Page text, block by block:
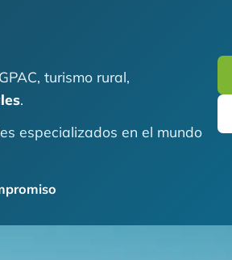
turismo rural,
.
especializados en el mundo